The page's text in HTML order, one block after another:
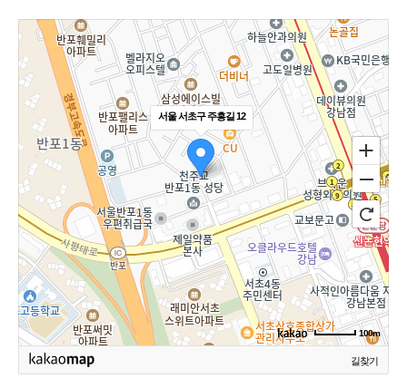
서울 서초구 주흥길 12
100m
길찾기